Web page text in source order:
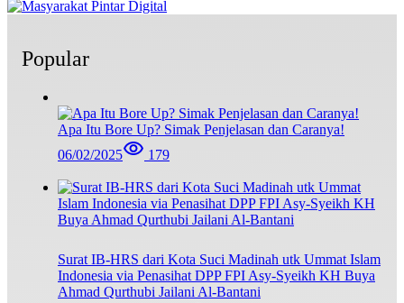
Popular
Apa Itu Bore Up? Simak Penjelasan dan Caranya!
06/02/2025
179
Surat IB-HRS dari Kota Suci Madinah utk Ummat Islam
Indonesia via Penasihat DPP FPI Asy-Syeikh KH Buya
Ahmad Qurthubi Jailani Al-Bantani